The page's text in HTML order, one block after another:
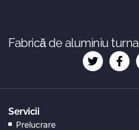
Fabrică de aluminiu
Servicii
Prelucrare
SV